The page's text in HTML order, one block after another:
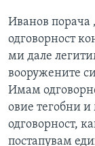
Иванов порача
одговорност
ми дале
вооружените
Имам
овие тегобни
одговорност,
постапувам